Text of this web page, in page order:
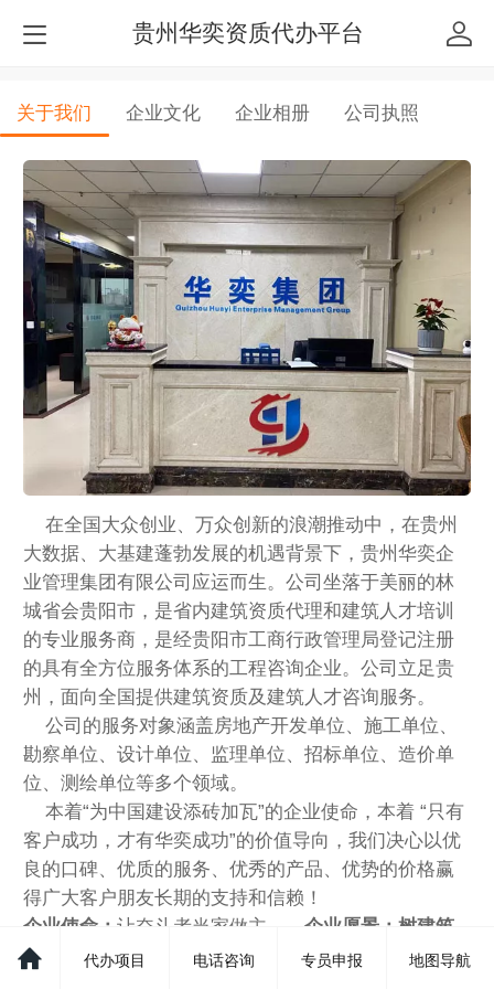
贵州华奕资质代办平台
关于我们 企业文化 企业相册 公司执照
在全国大众创业、万众创新的浪潮推动中，在贵州
大数据、大基建蓬勃发展的机遇背景下，贵州华奕企
业管理集团有限公司应运而生。公司坐落于美丽的林
城省会贵阳市，是省内建筑资质代理和建筑人才培训
的专业服务商，是经贵阳市工商行政管理局登记注册
的具有全方位服务体系的工程咨询企业。公司立足贵
州，面向全国提供建筑资质及建筑人才咨询服务。
公司的服务对象涵盖房地产开发单位、施工单位、
勘察单位、设计单位、监理单位、招标单位、造价单
位、测绘单位等多个领域。
本着“为中国建设添砖加瓦”的企业使命，本着 “只有
客户成功，才有华奕成功”的价值导向，我们决心以优
良的口碑、优质的服务、优秀的产品、优势的价格赢
得广大客户朋友长期的支持和信赖！
企业使命： 让奋斗者当家做主 企业愿景：树建筑
服务新标杆
代办项目 电话咨询 专员申报 地图导航